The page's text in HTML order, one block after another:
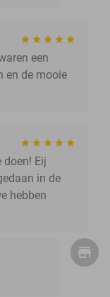
een
en de mooie
Eij
in de
hebben